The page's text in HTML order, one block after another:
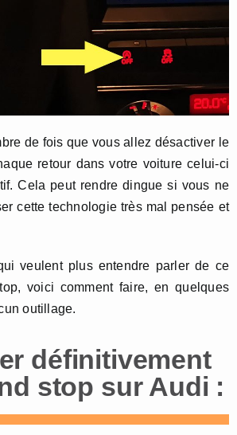
de fois que vous allez désactiver le
retour dans votre voiture celui-ci
Cela peut rendre dingue si vous ne
cette technologie très mal pensée et
veulent plus entendre parler de ce
voici comment faire, en quelques
outillage.
définitivement
stop sur Audi :